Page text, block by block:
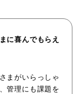
に喜んでもらえ
まがいらっしゃ
管理にも課題を